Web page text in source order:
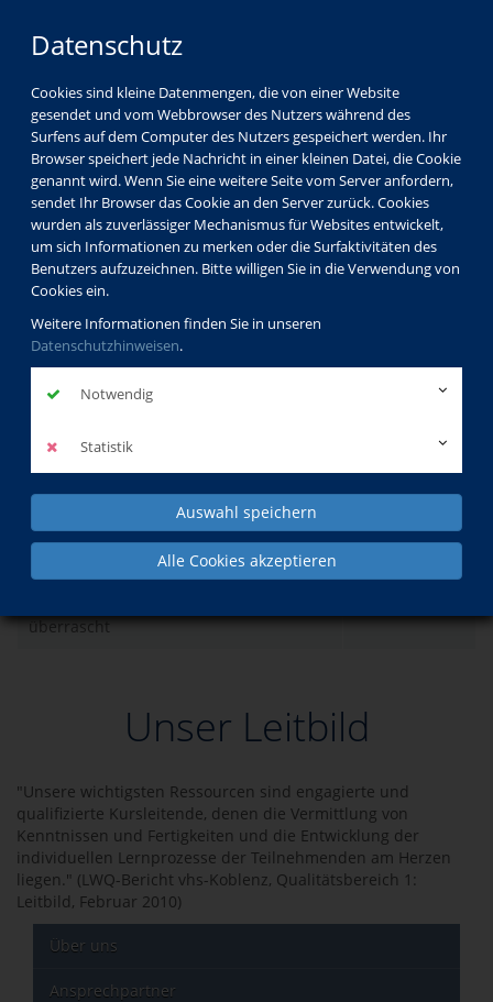
Datenschutz
Cookies sind kleine Datenmengen, die von einer Website
gesendet und vom Webbrowser des Nutzers während des
Surfens auf dem Computer des Nutzers gespeichert werden. Ihr
Browser speichert jede Nachricht in einer kleinen Datei, die Cookie
genannt wird. Wenn Sie eine weitere Seite vom Server anfordern,
sendet Ihr Browser das Cookie an den Server zurück. Cookies
wurden als zuverlässiger Mechanismus für Websites entwickelt,
um sich Informationen zu merken oder die Surfaktivitäten des
Benutzers aufzuzeichnen. Bitte willigen Sie in die Verwendung von
Cookies ein.
Weitere Informationen finden Sie in unseren
Datenschutzhinweisen.
Notwendig
Statistik
Auswahl speichern
Alle Cookies akzeptieren
Über uns Dozenten Frank Uekötter
Prof. Dr. Frank
Uekötter
Dozentenprofil
Kurse des Dozenten
Was?
überrascht
Unser Leitbild
"Unsere wichtigsten Ressourcen sind engagierte und
qualifizierte Kursleitende, denen die Vermittlung von
Kenntnissen und Fertigkeiten und die Entwicklung der
individuellen Lernprozesse der Teilnehmenden am Herzen
liegen." (LWQ-Bericht vhs-Koblenz, Qualitätsbereich 1:
Leitbild, Februar 2010)
Über uns
Ansprechpartner